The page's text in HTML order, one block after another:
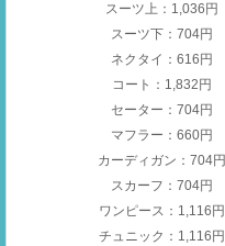
スーツ上：1,036円
スーツ下：704円
ネクタイ：616円
コート：1,832円
セーター：704円
マフラー：660円
カーディガン：704円
スカーフ：704円
ワンピース：1,116円
チュニック：1,116円